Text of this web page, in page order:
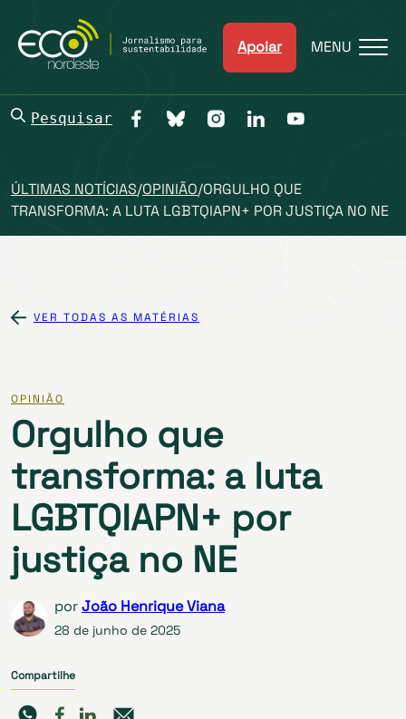
Apoiar MENU
Pesquisar
ÚLTIMAS NOTÍCIAS/OPINIÃO/ORGULHO QUE
TRANSFORMA: A LUTA LGBTQIAPN+ POR JUSTIÇA NO NE
VER TODAS AS MATÉRIAS
OPINIÃO
Orgulho que
transforma: a luta
LGBTQIAPN+ por
justiça no NE
porJoão Henrique Viana
28 de junho de 2025
Compartilhe